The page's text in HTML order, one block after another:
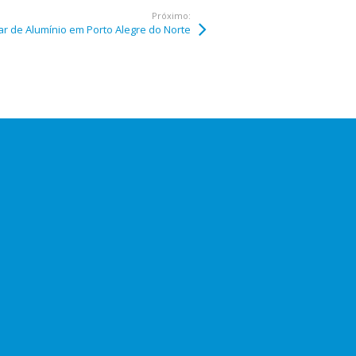
Próximo:
de Alumínio em Porto Alegre do Norte